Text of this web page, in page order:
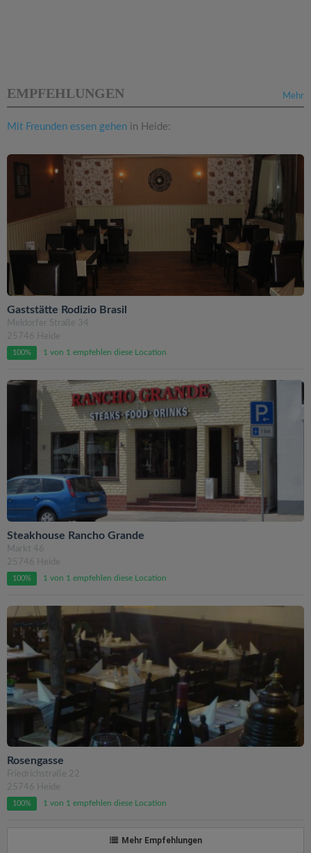
Mehr
EMPFEHLUNGEN
Mit Freunden essen gehen in Heide:
Gaststätte Rodizio Brasil
Meldorfer Straße 34
25746 Heide
100% 1 von 1 empfehlen diese Location
Steakhouse Rancho Grande
Markt 46
25746 Heide
100% 1 von 1 empfehlen diese Location
Rosengasse
Friedrichstraße 22
25746 Heide
100% 1 von 1 empfehlen diese Location
Mehr Empfehlungen